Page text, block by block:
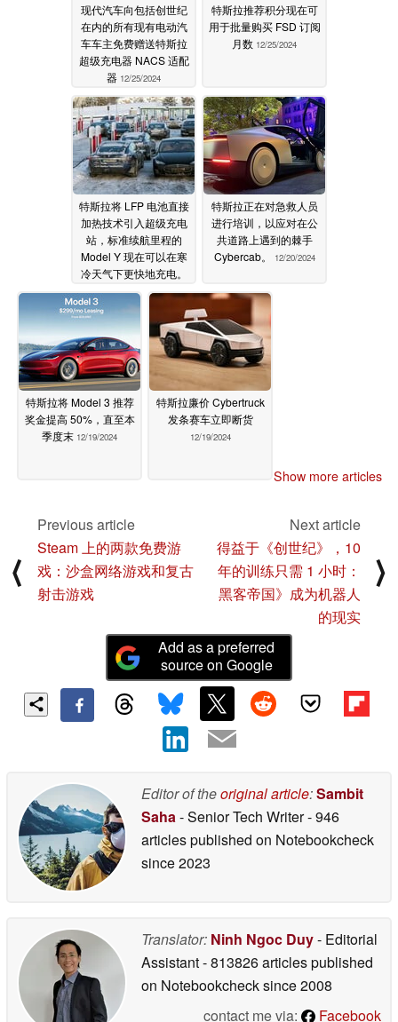
现代汽车向包括创世纪
在内的所有现有电动汽
车车主免费赠送特斯拉
超级充电器 NACS 适配
器 12/25/2024
特斯拉推荐积分现在可
用于批量购买 FSD 订阅
月数 12/25/2024
特斯拉将 LFP 电池直接
加热技术引入超级充电
站，标准续航里程的
Model Y 现在可以在寒
冷天气下更快地充电。
12/25/2024
特斯拉正在对急救人员
进行培训，以应对在公
共道路上遇到的棘手
Cybercab。
12/20/2024
特斯拉将 Model 3 推荐
奖金提高 50%，直至本
季度末 12/19/2024
特斯拉廉价 Cybertruck
发条赛车立即断货
12/19/2024
Show more articles
⟨
Previous article
Steam 上的两款免费游
戏：沙盒网络游戏和复古
射击游戏
Next article
得益于《创世纪》，10
年的训练只需 1 小时：
黑客帝国》成为机器人
的现实
⟩
Add as a preferred
source on Google
Editor of theoriginal article:Sambit
Saha- Senior Tech Writer- 946
articles published on Notebookcheck
since 2023
Translator: Ninh Ngoc Duy- Editorial
Assistant- 813826 articles published
on Notebookchecksince 2008
contact me via:
Facebook